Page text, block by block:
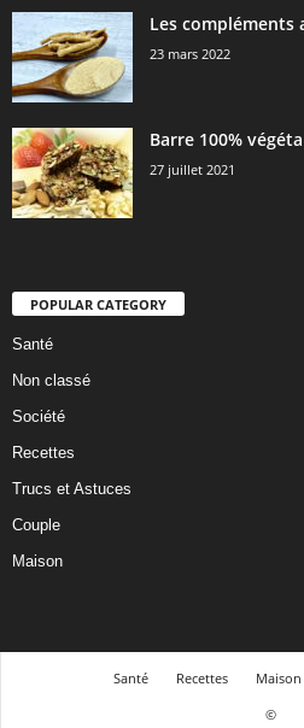
Les compléments
23 mars 2022
Barre 100%
27 juillet 2021
POPULAR CATEGORY
Santé
Non classé
Société
Recettes
Trucs et Astuces
Couple
Maison
Santé Recettes Maison
©